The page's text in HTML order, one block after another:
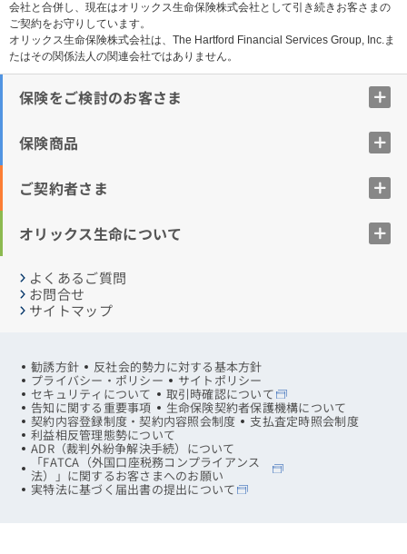
会社と合併し、現在はオリックス生命保険株式会社として引き続きお客さまの
ご契約をお守りしています。
オリックス生命保険株式会社は、The Hartford Financial Services Group, Inc.ま
たはその関係法人の関連会社ではありません。
保険をご検討のお客さま
保険商品
ご契約者さま
オリックス生命について
よくあるご質問
お問合せ
サイトマップ
勧誘方針 反社会的勢力に対する基本方針
プライバシー・ポリシー サイトポリシー
セキュリティについて 取引時確認について
告知に関する重要事項 生命保険契約者保護機構について
契約内容登録制度・契約内容照会制度 支払査定時照会制度
利益相反管理態勢について
ADR（裁判外紛争解決手続）について
「FATCA（外国口座税務コンプライアンス
法）」に関するお客さまへのお願い
実特法に基づく届出書の提出について